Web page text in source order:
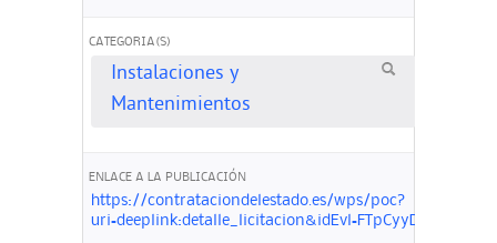
CATEGORIA(S)
Instalaciones y
Mantenimientos
ENLACE A LA PUBLICACIÓN
https://contrataciondelestado.es/wps/poc?